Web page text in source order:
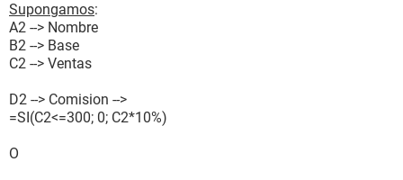
Supongamos:
A2 --> Nombre
B2 --> Base
C2 --> Ventas
D2 --> Comision -->
=SI(C2<=300; 0; C2*10%)
O